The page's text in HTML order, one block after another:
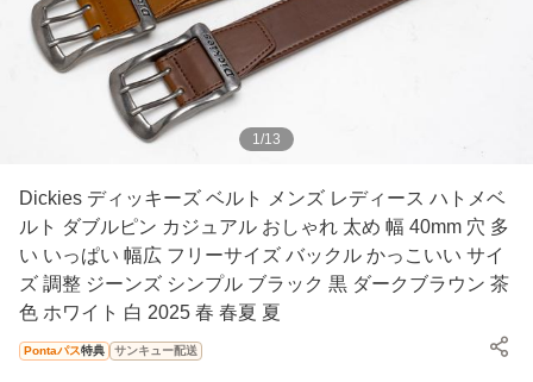
1 /13
Dickies ディッキーズ ベルト メンズ レディース ハトメベ
ルト ダブルピン カジュアル おしゃれ 太め 幅 40mm 穴 多
い いっぱい 幅広 フリーサイズ バックル かっこいい サイ
ズ 調整 ジーンズ シンプル ブラック 黒 ダークブラウン 茶
色 ホワイト 白 2025 春 春夏 夏
Pontaパス特典 サンキュー配送